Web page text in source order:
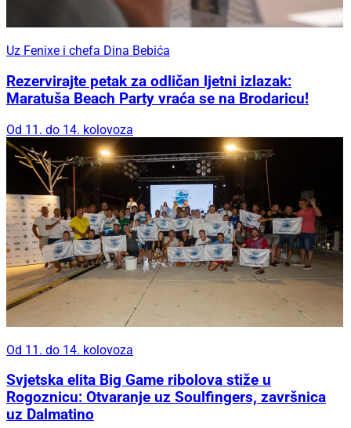
Uz Fenixe i chefa Dina Bebića
Rezervirajte petak za odličan ljetni izlazak:
Maratuša Beach Party vraća se na Brodaricu!
Od 11. do 14. kolovoza
Od 11. do 14. kolovoza
Svjetska elita Big Game ribolova stiže u
Rogoznicu: Otvaranje uz Soulfingers, završnica
uz Dalmatino